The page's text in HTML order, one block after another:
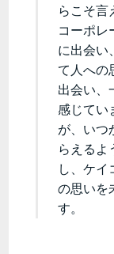
らこそ言
コーポレ
に出会い
て人への
出会い、
感じてい
が、いつ
らえるよ
し、ケイ
の思いを
す。